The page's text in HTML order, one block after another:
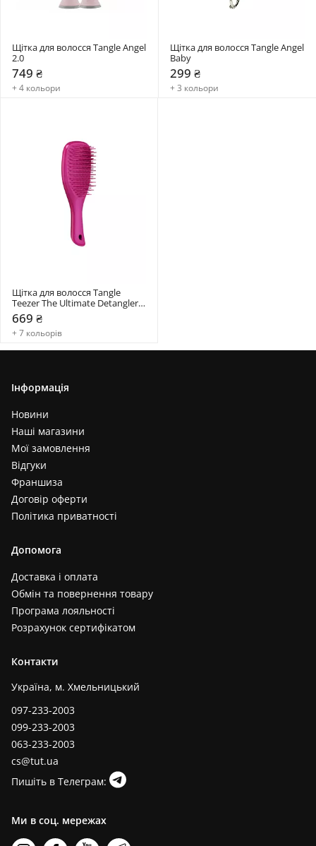
Щітка для волосся Tangle Angel
2.0
749 ₴
+ 4 кольори
Щітка для волосся Tangle Angel
Baby
299 ₴
+ 3 кольори
Щітка для волосся Tangle
Teezer The Ultimate Detangler
Mini
669 ₴
+ 7 кольорів
Інформація
Новини
Наші магазини
Мої замовлення
Відгуки
Франшиза
Договір оферти
Політика приватності
Допомога
Доставка і оплата
Обмін та повернення товару
Програма лояльності
Розрахунок сертифікатом
Контакти
Україна, м. Хмельницький
097-233-2003
099-233-2003
063-233-2003
cs@tut.ua
Пишіть в Телеграм:
Ми в соц. мережах